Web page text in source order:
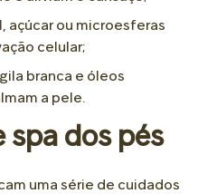
açúcar ou microesferas
celular;
branca e óleos
a pele.
spa dos pés
uma série de cuidados